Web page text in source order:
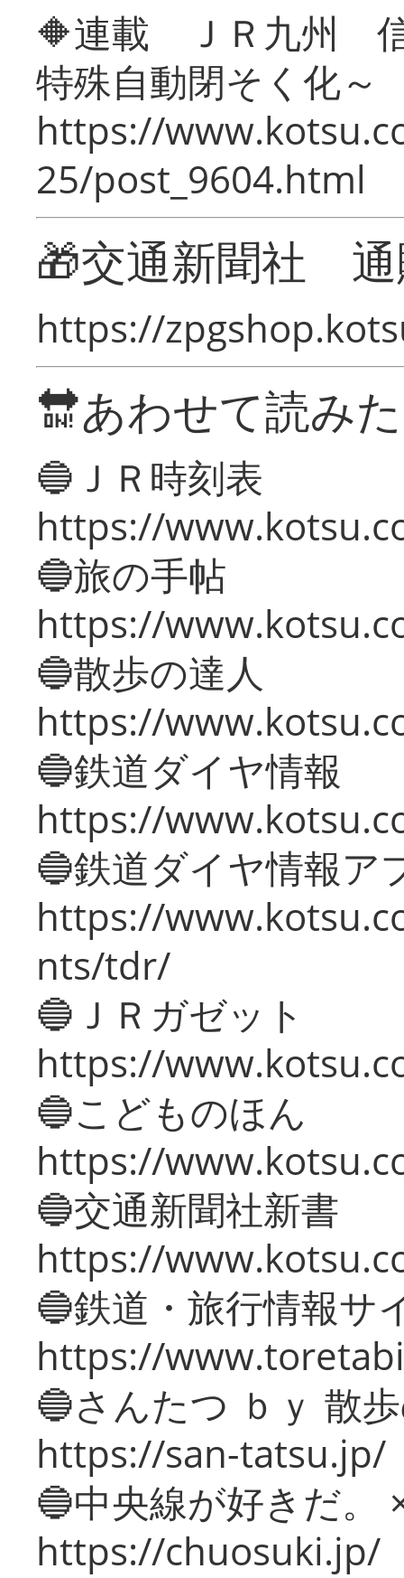
🔶連載 ＪＲ九州 信
特殊自動閉そく化～
https://
25/post_9604.html
🎁交通新聞社
https://
🔛あわせて読み
🔵ＪＲ時刻表
https://
🔵旅の手帖
https://
🔵散歩の達人
https://
🔵鉄道ダイヤ情報
https://
🔵鉄道ダイヤ情報ア
https://
nts/tdr/
🔵ＪＲガゼット
https://
🔵こどものほん
https://
🔵交通新聞社新書
https://
🔵鉄道・旅行情報サ
https://
🔵さんたつ ｂｙ 散
https://san-tatsu.jp/
🔵中央線が好きだ。
https://chuosuki.jp/